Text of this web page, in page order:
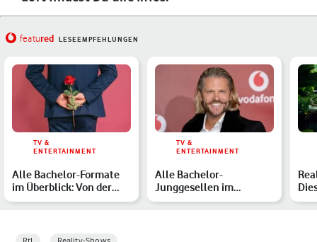
featured LESEEMPFEHLUNGEN
TV &
ENTERTAINMENT
Alle Bachelor-Formate
im Überblick: Von der
Rose bis zur Halskett…
TV &
ENTERTAINMENT
Alle Bachelor-
Junggesellen im
Überblick: Wer verteilte